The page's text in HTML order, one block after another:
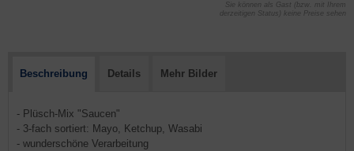
Sie können als Gast (bzw. mit Ihrem
derzeitigen Status) keine Preise sehen
Beschreibung Details Mehr Bilder
- Plüsch-Mix "Saucen"
- 3-fach sortiert: Mayo, Ketchup, Wasabi
- wunderschöne Verarbeitung